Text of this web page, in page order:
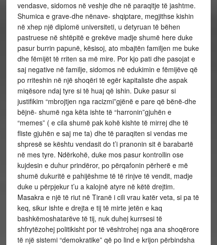
vendasve, sidomos në veshje dhe në paraqitje të jashtme.
Shumica e grave-dhe nënave- shqiptare, megjithse kishin
në xhep një diplomë universiteti, u detyruan të bëhen
pastruese në shtëpitë e grekëve madje shumë here duke
pasur burrin papunë, kësisoj, ato mbajtën familjen me buke
dhe fëmijët të rriten sa më mire. Por kjo pati dhe pasojat e
saj negative në familje, sidomos në edukimin e fëmijëve që
po rriteshin në një shoqëri të egër kapitaliste dhe aspak
miqësore ndaj tyre si të huaj që ishin. Duke pasur si
justifikim “mbrojtjen nga racizmi”gjënë e pare që bënë-dhe
bëjnë- shumë nga këta ishte të “harronin”gjuhën e
“memes” ( e cila shumë pak kohë kishte të mirrej dhe të
fliste gjuhën e saj me ta) dhe të paraqiten si vendas me
shpresë se kështu vendasit do t’i pranonin sit ë barabartë
në mes tyre. Ndërkohë, duke mos pasur kontrollin ose
kujdesin e duhur prindëror, po përqafonin përherë e më
shumë dukuritë e pahijëshme të të rinjve të vendit, madje
duke u përpjekur t’u a kalojnë atyre në këtë drejtim.
Masakra e një të riut në Tiranë i cili vrau katër veta, si pa të
keq, sikur ishte e drejta e tij të mirte jetën e kaq
bashkëmoshatarëve të tij, nuk duhej kurrsesi të
shfrytëzohej politikisht por të vështrohej nga ana shoqërore
të një sistemi “demokratike” që po lind e krijon përbindsha